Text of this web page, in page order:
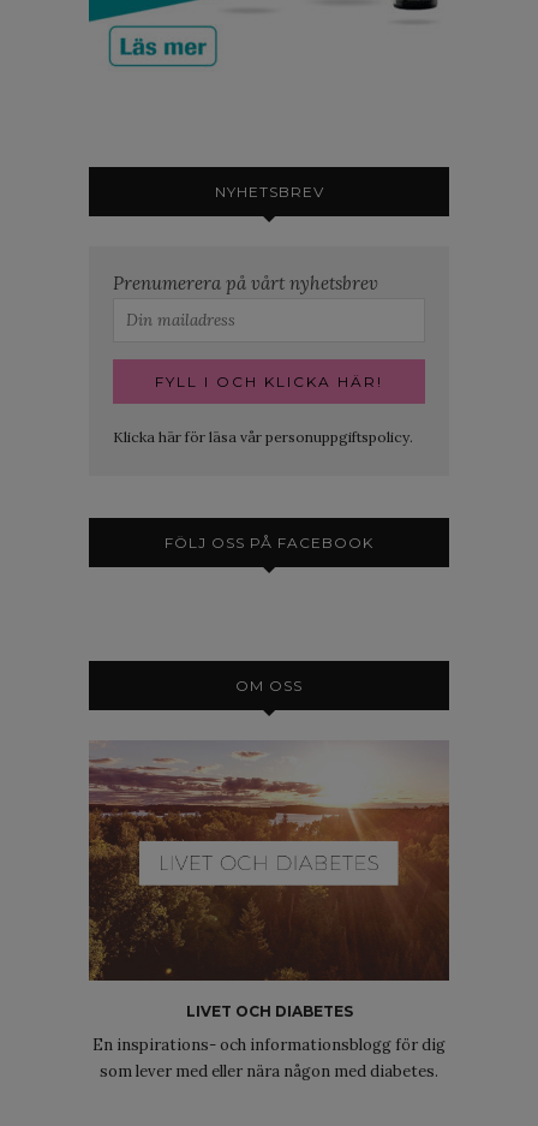
NYHETSBREV
Prenumerera på vårt nyhetsbrev
Klicka här för läsa vår personuppgiftspolicy.
FÖLJ OSS PÅ FACEBOOK
OM OSS
LIVET OCH DIABETES
En inspirations- och informationsblogg för dig
som lever med eller nära någon med diabetes.